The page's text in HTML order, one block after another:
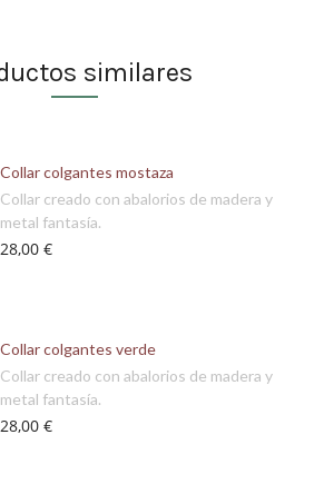
similares
Collar colgantes mostaza
Collar creado con abalorios de madera y
metal fantasía.
28,00 €
Collar colgantes verde
Collar creado con abalorios de madera y
metal fantasía.
28,00 €